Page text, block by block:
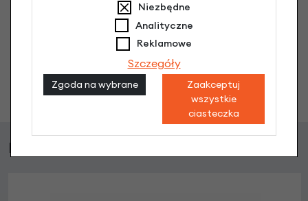
Nikt wcześniej niemiał pytań do tego produktu? A Ty o
co chcesz zapytać?
Zadaj pytanie
Podobne produkty
Niezbędne
Analityczne
Reklamowe
Szczegóły
Zgoda na wybrane
Zaakceptuj
wszystkie
ciasteczka